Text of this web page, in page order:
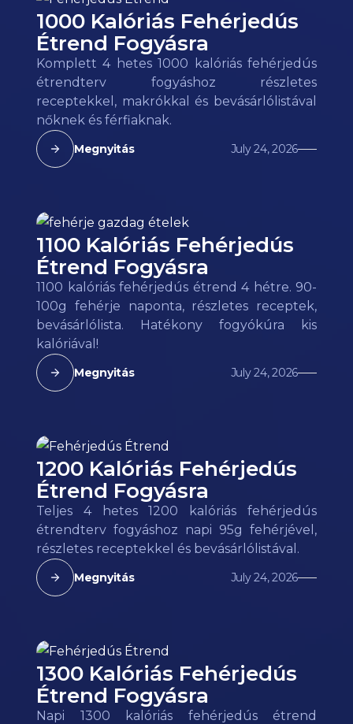
1000 Kalóriás Fehérjedús
Étrend Fogyásra
Komplett 4 hetes 1000 kalóriás fehérjedús
étrendterv fogyáshoz részletes
receptekkel, makrókkal és bevásárlólistával
nőknek és férfiaknak.
Megnyitás July 24, 2026
1100 Kalóriás Fehérjedús
Étrend Fogyásra
1100 kalóriás fehérjedús étrend 4 hétre. 90-
100g fehérje naponta, részletes receptek,
bevásárlólista. Hatékony fogyókúra kis
kalóriával!
Megnyitás July 24, 2026
1200 Kalóriás Fehérjedús
Étrend Fogyásra
Teljes 4 hetes 1200 kalóriás fehérjedús
étrendterv fogyáshoz napi 95g fehérjével,
részletes receptekkel és bevásárlólistával.
Megnyitás July 24, 2026
1300 Kalóriás Fehérjedús
Étrend Fogyásra
Napi 1300 kalóriás fehérjedús étrend